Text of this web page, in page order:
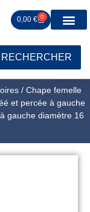
0,00 € 0
RECHERCHER
/ Chape femelle
et percée à gauche
gauche diamètre 16